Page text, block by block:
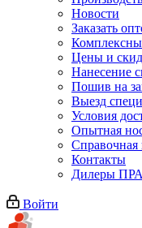
Новости
Заказать
Цены и
Нанесение
Пошив на
Выезд
Условия
Опытная
Контакты
Дилеры
Войти